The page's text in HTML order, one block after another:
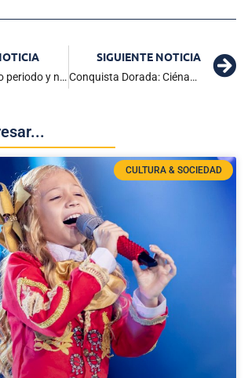
2024-2 Nuevo periodo y nuevos retos para Infotep Ciénaga
SIGUIENTE NOTICIA
Conquista Dorada: Ciénaga brilla en el Sexto Open Nacional e Internacional de Taekwondo ‘Gran Feria de las Flores’
CULTURA & SOCIEDAD